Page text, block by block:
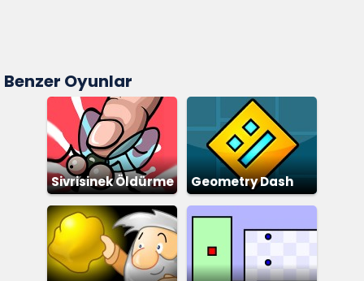
Benzer Oyunlar
Sivrisinek Öldürme Geometry Dash